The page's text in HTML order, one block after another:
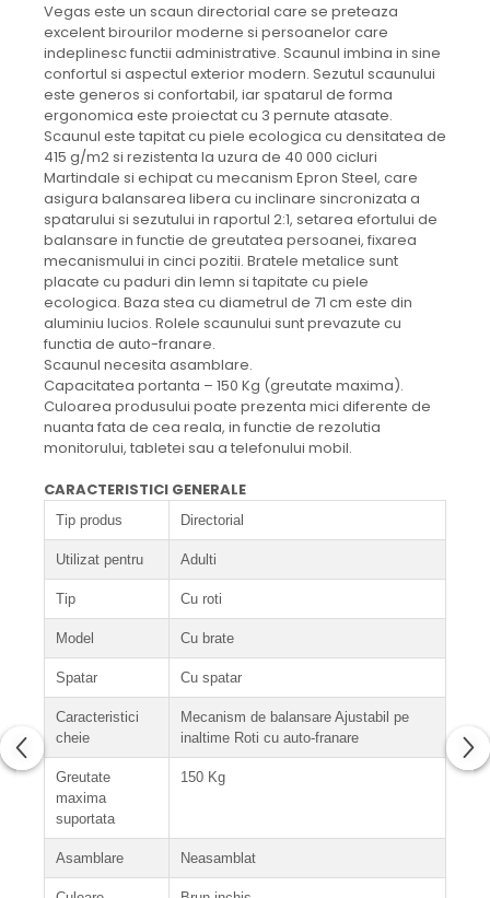
Vegas este un scaun directorial care se preteaza
excelent birourilor moderne si persoanelor care
indeplinesc functii administrative. Scaunul imbina in sine
confortul si aspectul exterior modern. Sezutul scaunului
este generos si confortabil, iar spatarul de forma
ergonomica este proiectat cu 3 pernute atasate.
Scaunul este tapitat cu piele ecologica cu densitatea de
415 g/m2 si rezistenta la uzura de 40 000 cicluri
Martindale si echipat cu mecanism Epron Steel, care
asigura balansarea libera cu inclinare sincronizata a
spatarului si sezutului in raportul 2:1, setarea efortului de
balansare in functie de greutatea persoanei, fixarea
mecanismului in cinci pozitii. Bratele metalice sunt
placate cu paduri din lemn si tapitate cu piele
ecologica. Baza stea cu diametrul de 71 cm este din
aluminiu lucios. Rolele scaunului sunt prevazute cu
functia de auto-franare.
Scaunul necesita asamblare.
Capacitatea portanta – 150 Kg (greutate maxima).
Culoarea produsului poate prezenta mici diferente de
nuanta fata de cea reala, in functie de rezolutia
monitorului, tabletei sau a telefonului mobil.
CARACTERISTICI GENERALE
Tip produs Directorial
Utilizat pentru Adulti
Tip Cu roti
Model Cu brate
Spatar Cu spatar
Caracteristici
cheie
Mecanism de balansare Ajustabil pe
inaltime Roti cu auto-franare
Greutate
maxima
suportata
150 Kg
Asamblare Neasamblat